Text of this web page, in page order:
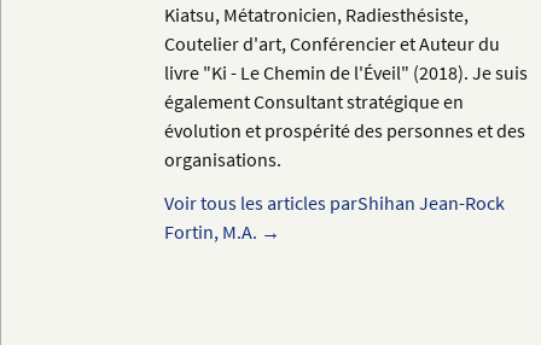
Kiatsu, Métatronicien, Radiesthésiste,
Coutelier d'art, Conférencier et Auteur du
livre "Ki - Le Chemin de l'Éveil" (2018). Je suis
également Consultant stratégique en
évolution et prospérité des personnes et des
organisations.
Voir tous les articles parShihan Jean-Rock
Fortin, M.A. →